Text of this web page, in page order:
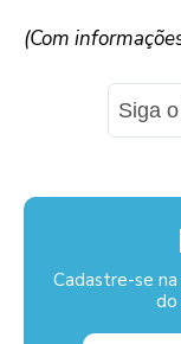
(Com
Siga
Cadastre-se
do